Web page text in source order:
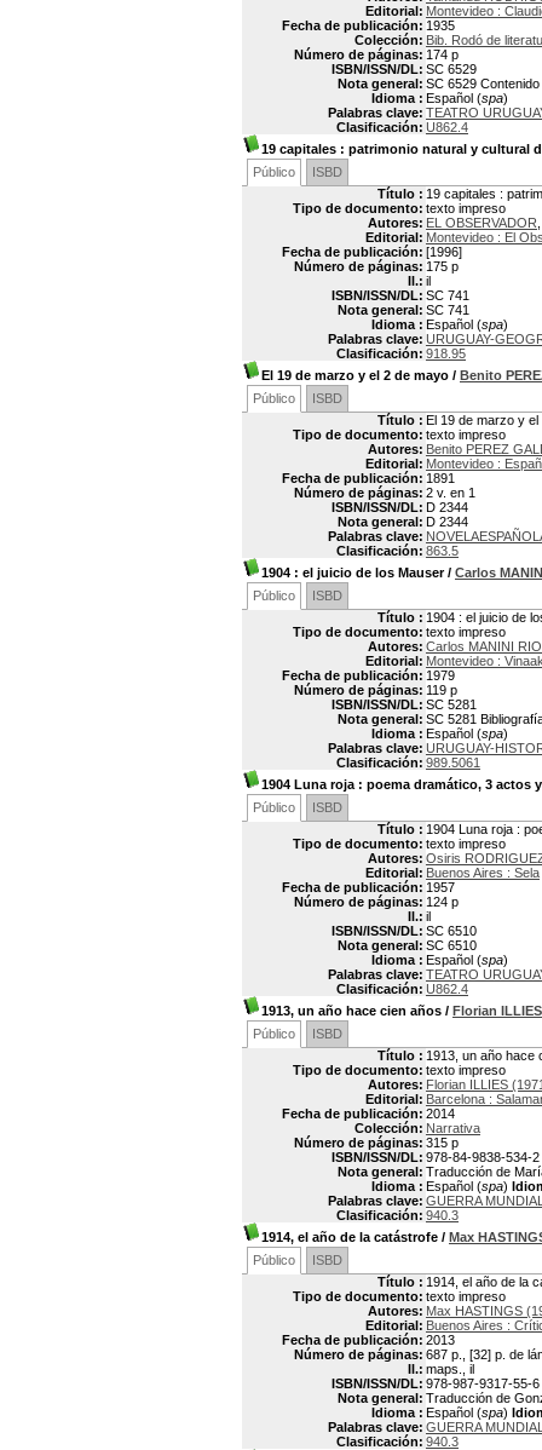
Editorial: Montevideo :
Fecha de publicación: 1935
Colección: Bib. Rodó de
Número de páginas: 174 p
ISBN/ISSN/DL: SC 6529
Nota general: SC 6529
Idioma : Español (spa)
Palabras clave: TEATRO
Clasificación: U862.4
19 capitales : patrimonio natural y cultural
Público
ISBD
Título : 19 capitales :
Tipo de documento: texto impreso
Autores: EL OBSERVADOR
Editorial: Montevideo : El
Fecha de publicación: [1996]
Número de páginas: 175 p
Il.: il
ISBN/ISSN/DL: SC 741
Nota general: SC 741
Idioma : Español (spa)
Palabras clave: URUGUAY-
Clasificación: 918.95
El 19 de marzo y el 2 de mayo / Benito
Público
ISBD
Título : El 19 de marzo y el
Tipo de documento: texto impreso
Autores: Benito PEREZ
Editorial: Montevideo :
Fecha de publicación: 1891
Número de páginas: 2 v. en 1
ISBN/ISSN/DL: D 2344
Nota general: D 2344
Palabras clave:
Clasificación: 863.5
1904 : el juicio de los Mauser/ Carlos
Público
ISBD
Título : 1904 : el juicio de
Tipo de documento: texto impreso
Autores: Carlos MANINI
Editorial: Montevideo :
Fecha de publicación: 1979
Número de páginas: 119 p
ISBN/ISSN/DL: SC 5281
Nota general: SC 5281
Idioma : Español (spa)
Palabras clave: URUGUAY-
Clasificación: 989.5061
1904 Luna roja : poema dramático, 3 actos
Público
ISBD
Título : 1904 Luna roja :
Tipo de documento: texto impreso
Autores: Osiris
Editorial: Buenos Aires : Sela
Fecha de publicación: 1957
Número de páginas: 124 p
Il.: il
ISBN/ISSN/DL: SC 6510
Nota general: SC 6510
Idioma : Español (spa)
Palabras clave: TEATRO
Clasificación: U862.4
1913, un año hace cien años / Florian ILLIES
Público
ISBD
Título : 1913, un año hace
Tipo de documento: texto impreso
Autores: Florian ILLIES
Editorial: Barcelona :
Fecha de publicación: 2014
Colección: Narrativa
Número de páginas: 315 p
ISBN/ISSN/DL: 978-84-9838-534-2
Nota general: Traducción de
Idioma : Español (spa)
Palabras clave: GUERRA
Clasificación: 940.3
1914, el año de la catástrofe / Max
Público
ISBD
Título : 1914, el año de la
Tipo de documento: texto impreso
Autores: Max HASTINGS
Editorial: Buenos Aires :
Fecha de publicación: 2013
Número de páginas: 687 p., [32] p. de
Il.: maps., il
ISBN/ISSN/DL: 978-987-9317-55-6
Nota general: Traducción de
Idioma : Español (spa)
Palabras clave: GUERRA
Clasificación: 940.3